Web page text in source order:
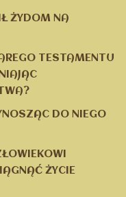
ŻYDOM NA
TESTAMENTU
DO NIEGO
ŻYCIE